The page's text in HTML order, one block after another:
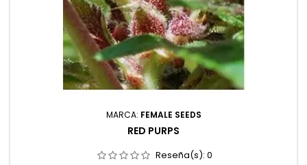
MARCA: FEMALE SEEDS
RED PURPS
Reseña(s): 0